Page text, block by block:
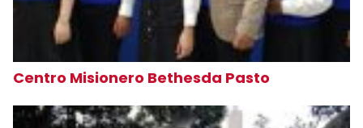
Centro Misionero Bethesda Pasto